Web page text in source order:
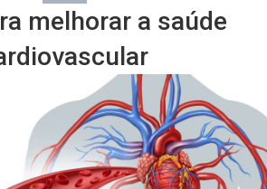
melhorar a saúde